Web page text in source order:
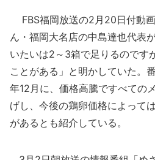
FBS福岡放送の2月20日付動
ん・福岡大名店の中島達也代表
いたいは2～3箱で足りるのです
ことがある」と明かしていた。
年12月に、価格高騰ですべての
げし、今後の鶏卵価格によって
があるとも紹介している。